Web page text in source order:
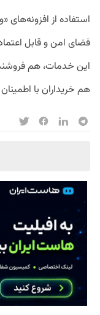
استفاده از افزونه‌های
فضای امن و قابل
این خدمات، هم
هم خریداران با